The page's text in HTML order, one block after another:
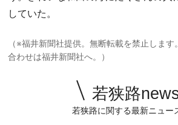
していた。
（※福井新聞社提供。無断転載を禁止しま
合わせは福井新聞社へ。）
若狭路
若狭路に関する最新ニュー